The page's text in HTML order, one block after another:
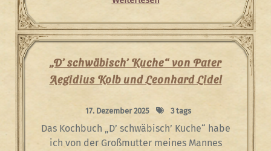
„D’ schwäbisch’ Kuche“ von Pater
Aegidius Kolb und Leonhard Lidel
17. Dezember 2025 3 tags
Das Kochbuch „D’ schwäbisch’ Kuche“ habe
ich von der Großmutter meines Mannes